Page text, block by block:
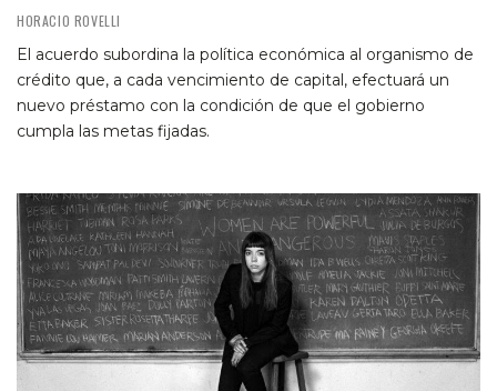
HORACIO ROVELLI
El acuerdo subordina la política económica al organismo de
crédito que, a cada vencimiento de capital, efectuará un
nuevo préstamo con la condición de que el gobierno
cumpla las metas fijadas.